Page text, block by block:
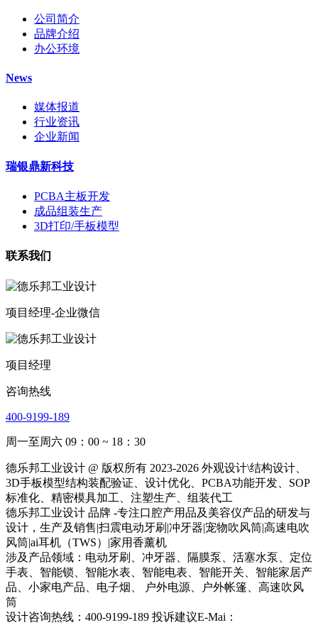
公司简介
品牌介绍
办公环境
News
媒体报道
行业资讯
企业新闻
瑞银鼎新科技
PCBA主板开发
成品组装生产
3D打印/手板模型
联系我们
项目经理-企业微信
项目经理
咨询热线
400-9199-189
周一至周六 09：00 ~ 18：30
德乐邦工业设计 @ 版权所有 2023-2026 外观设计\结构设计、
3D手板模型结构装配验证、设计优化、PCBA功能开发、SOP
标准化、精密模具加工、注塑生产、组装代工
德乐邦工业设计 品牌 -专注口腔产用品及美容仪产品的研发与
设计，生产及销售|扫震电动牙刷|冲牙器|宠物吹风筒|高速电吹
风筒|ai耳机（TWS）|家用香薰机
涉及产品领域：电动牙刷、冲牙器、隔膜泵、活塞水泵、定位
手表、智能锁、智能水表、智能电表、智能开关、智能家居产
品、小家电产品、电子烟、 户外电源、户外帐篷、高速吹风
筒
设计咨询热线：400-9199-189 投诉建议E-Mai：